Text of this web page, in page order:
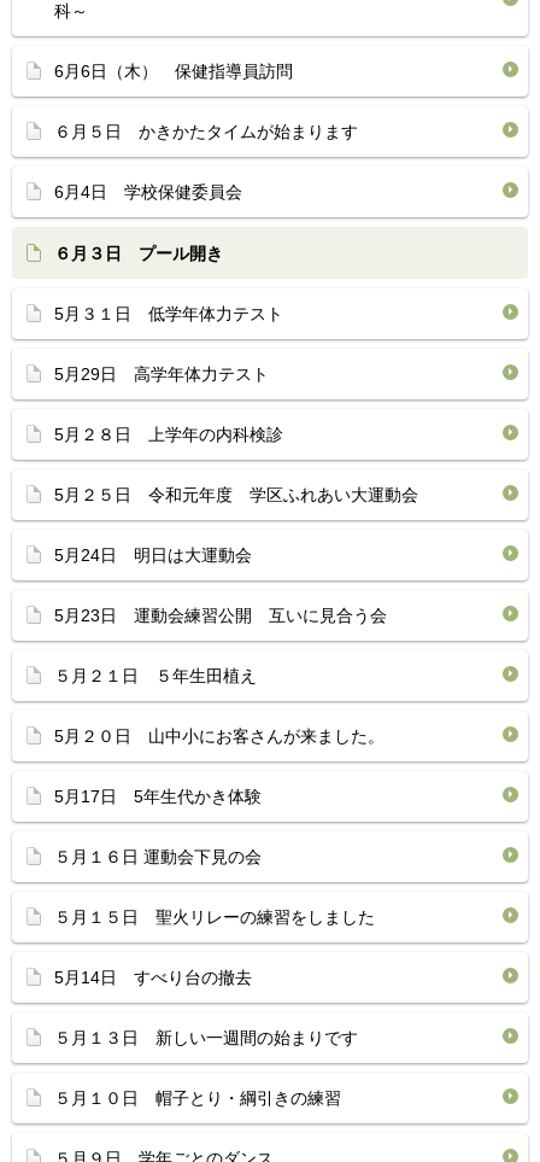
科～
6月6日（木） 保健指導員訪問
６月５日 かきかたタイムが始まります
6月4日 学校保健委員会
６月３日 プール開き
5月３１日 低学年体力テスト
5月29日 高学年体力テスト
5月２８日 上学年の内科検診
5月２５日 令和元年度 学区ふれあい大運動会
5月24日 明日は大運動会
5月23日 運動会練習公開 互いに見合う会
５月２１日 ５年生田植え
5月２０日 山中小にお客さんが来ました。
5月17日 5年生代かき体験
５月１６日 運動会下見の会
５月１５日 聖火リレーの練習をしました
5月14日 すべり台の撤去
５月１３日 新しい一週間の始まりです
５月１０日 帽子とり・綱引きの練習